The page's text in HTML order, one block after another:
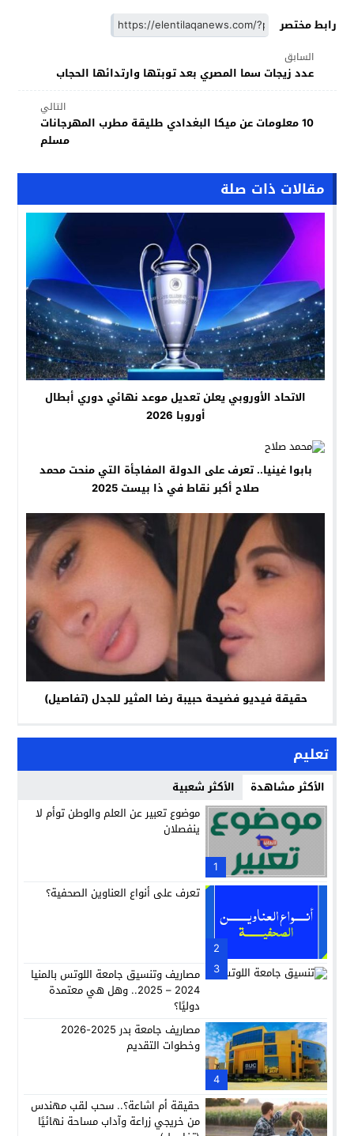
رابط مختصر
السابق
عدد زيجات سما المصري بعد توبتها وارتدائها الحجاب
التالي
10 معلومات عن ميكا البغدادي طليقة مطرب المهرجانات
مسلم
مقالات ذات صلة
الاتحاد الأوروبي يعلن تعديل موعد نهائي دوري أبطال
أوروبا 2026
بابوا غينيا.. تعرف على الدولة المفاجأة التي منحت محمد
صلاح أكبر نقاط في ذا بيست 2025
حقيقة فيديو فضيحة حبيبة رضا المثير للجدل (تفاصيل)
تعليم
الأكثر مشاهدة الأكثر شعبية
1
موضوع تعبير عن العلم والوطن توأم لا
ينفصلان
2
تعرف على أنواع العناوين الصحفية؟
3
مصاريف وتنسيق جامعة اللوتس بالمنيا
2024 – 2025.. وهل هي معتمدة
دوليًا؟
4
مصاريف جامعة بدر 2025-2026
وخطوات التقديم
حقيقة أم اشاعة؟.. سحب لقب مهندس
من خريجي زراعة وآداب مساحة نهائيًا